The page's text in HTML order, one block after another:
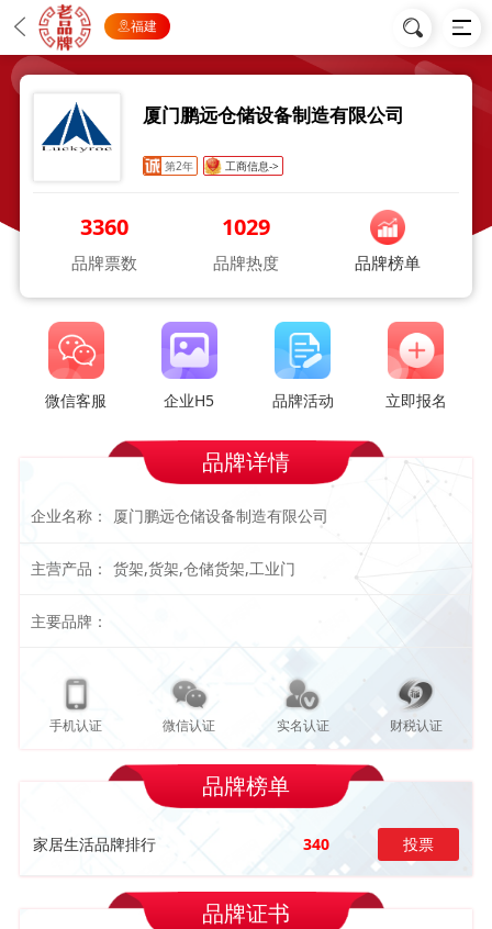
福建
厦门鹏远仓储设备制造有限公司
第2年 工商信息->
3360
品牌票数
1029
品牌热度 品牌榜单
微信客服 企业H5 品牌活动 立即报名
品牌详情
企业名称： 厦门鹏远仓储设备制造有限公司
主营产品： 货架,货架,仓储货架,工业门
主要品牌：
手机认证 微信认证 实名认证 财税认证
品牌榜单
家居生活品牌排行 340 投票
品牌证书